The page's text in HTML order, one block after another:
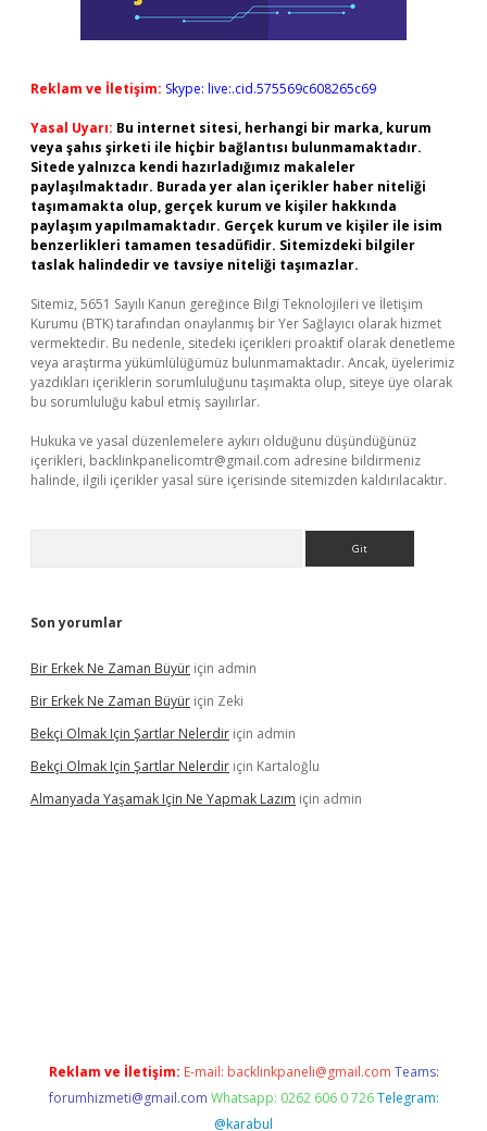
Reklam ve İletişim: Skype: live:.cid.575569c608265c69
Yasal Uyarı: Bu internet sitesi, herhangi bir marka, kurum
veya şahıs şirketi ile hiçbir bağlantısı bulunmamaktadır.
Sitede yalnızca kendi hazırladığımız makaleler
paylaşılmaktadır. Burada yer alan içerikler haber niteliği
taşımamakta olup, gerçek kurum ve kişiler hakkında
paylaşım yapılmamaktadır. Gerçek kurum ve kişiler ile isim
benzerlikleri tamamen tesadüfidir. Sitemizdeki bilgiler
taslak halindedir ve tavsiye niteliği taşımazlar.
Sitemiz, 5651 Sayılı Kanun gereğince Bilgi Teknolojileri ve İletişim
Kurumu (BTK) tarafından onaylanmış bir Yer Sağlayıcı olarak hizmet
vermektedir. Bu nedenle, sitedeki içerikleri proaktif olarak denetleme
veya araştırma yükümlülüğümüz bulunmamaktadır. Ancak, üyelerimiz
yazdıkları içeriklerin sorumluluğunu taşımakta olup, siteye üye olarak
bu sorumluluğu kabul etmiş sayılırlar.
Hukuka ve yasal düzenlemelere aykırı olduğunu düşündüğünüz
içerikleri, backlinkpanelicomtr@gmail.com adresine bildirmeniz
halinde, ilgili içerikler yasal süre içerisinde sitemizden kaldırılacaktır.
Son yorumlar
Bir Erkek Ne Zaman Büyür için admin
Bir Erkek Ne Zaman Büyür için Zeki
Bekçi Olmak Için Şartlar Nelerdir için admin
Bekçi Olmak Için Şartlar Nelerdir için Kartaloğlu
Almanyada Yaşamak Için Ne Yapmak Lazım için admin
Reklam ve İletişim: E-mail: backlinkpaneli@gmail.com Teams:
forumhizmeti@gmail.com Whatsapp: 0262 606 0 726 Telegram:
@karabul